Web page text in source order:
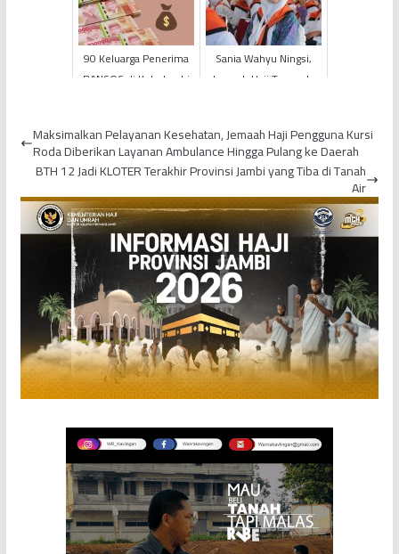
90 Keluarga Penerima
BANSOS di Kota Jambi
Langsu...
Sania Wahyu Ningsi,
Jemaah Haji Termuda
Jambi
Maksimalkan Pelayanan Kesehatan, Jemaah Haji Pengguna Kursi
Roda Diberikan Layanan Ambulance Hingga Pulang ke Daerah
BTH 12 Jadi KLOTER Terakhir Provinsi Jambi yang Tiba di Tanah
Air